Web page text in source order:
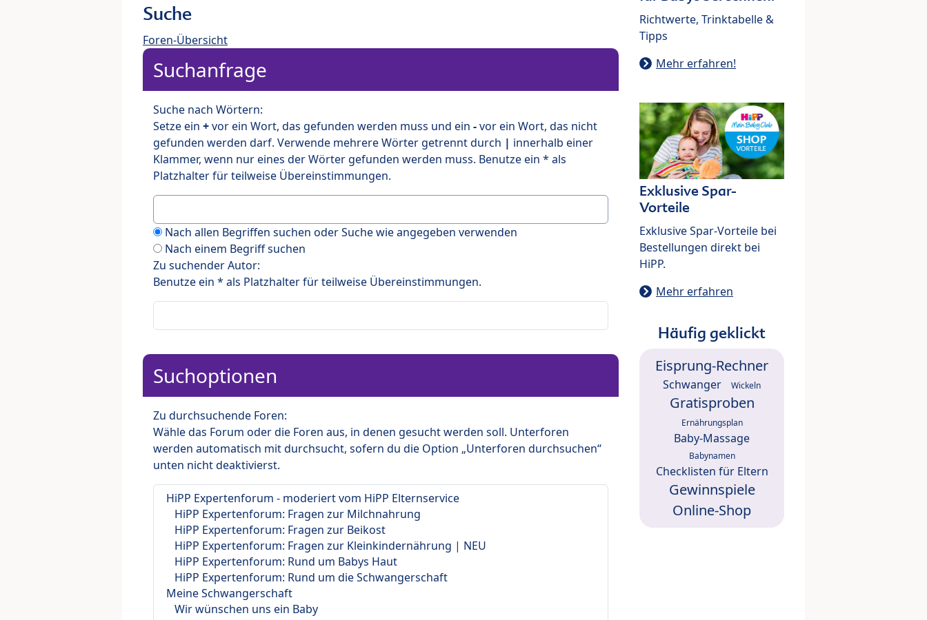
Suche
Foren-Übersicht
Suchanfrage
Suche nach Wörtern:
Setze ein +vor ein Wort, das gefunden werden muss und ein -vor ein Wort, das nicht
gefunden werden darf. Verwende mehrere Wörter getrennt durch | innerhalb einer
Klammer, wenn nur eines der Wörter gefunden werden muss. Benutze ein * als
Platzhalter für teilweise Übereinstimmungen.
Nach allen Begriffen suchen oder Suche wie angegeben verwenden
Nach einem Begriff suchen
Zu suchender Autor:
Benutze ein * als Platzhalter für teilweise Übereinstimmungen.
Suchoptionen
Zu durchsuchende Foren:
Wähle das Forum oder die Foren aus, in denen gesucht werden soll. Unterforen
werden automatisch mit durchsucht, sofern du die Option „Unterforen durchsuchen“
unten nicht deaktivierst.
Richtwerte, Trinktabelle &
Tipps
Mehr erfahren!
Exklusive Spar-
Vorteile
Exklusive Spar-Vorteile bei
Bestellungen direkt bei
HiPP.
Mehr erfahren
Häufig geklickt
Eisprung-Rechner
Schwanger Wickeln
Gratisproben
Ernährungsplan
Baby-Massage
Babynamen
Checklisten für Eltern
Gewinnspiele
Online-Shop